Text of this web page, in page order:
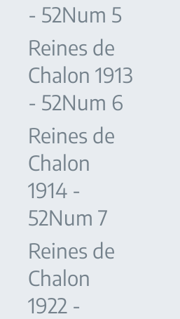
- 52Num 5
Reines de
Chalon 1913
- 52Num 6
Reines de
Chalon
1914 -
52Num 7
Reines de
Chalon
1922 -